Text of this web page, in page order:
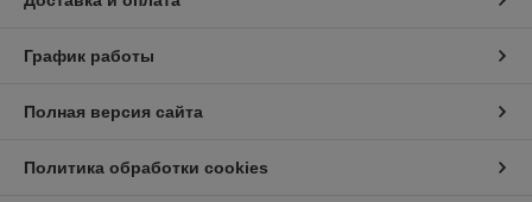
График работы
Полная версия сайта
Политика обработки cookies